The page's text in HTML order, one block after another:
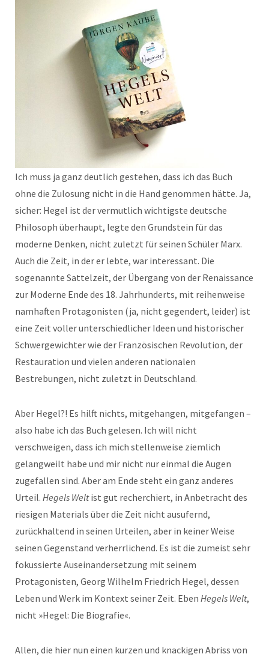
Ich muss ja ganz deutlich gestehen, dass ich das Buch
ohne die Zulosung nicht in die Hand genommen hätte. Ja,
sicher: Hegel ist der vermutlich wichtigste deutsche
Philosoph überhaupt, legte den Grundstein für das
moderne Denken, nicht zuletzt für seinen Schüler Marx.
Auch die Zeit, in der er lebte, war interessant. Die
sogenannte Sattelzeit, der Übergang von der Renaissance
zur Moderne Ende des 18. Jahrhunderts, mit reihenweise
namhaften Protagonisten (ja, nicht gegendert, leider) ist
eine Zeit voller unterschiedlicher Ideen und historischer
Schwergewichter wie der Französischen Revolution, der
Restauration und vielen anderen nationalen
Bestrebungen, nicht zuletzt in Deutschland.
Aber Hegel?! Es hilft nichts, mitgehangen, mitgefangen –
also habe ich das Buch gelesen. Ich will nicht
verschweigen, dass ich mich stellenweise ziemlich
gelangweilt habe und mir nicht nur einmal die Augen
zugefallen sind. Aber am Ende steht ein ganz anderes
Urteil. Hegels Weltist gut recherchiert, in Anbetracht des
riesigen Materials über die Zeit nicht ausufernd,
zurückhaltend in seinen Urteilen, aber in keiner Weise
seinen Gegenstand verherrlichend. Es ist die zumeist sehr
fokussierte Auseinandersetzung mit seinem
Protagonisten, Georg Wilhelm Friedrich Hegel, dessen
Leben und Werk im Kontext seiner Zeit. Eben Hegels Welt,
nicht »Hegel: Die Biografie«.
Allen, die hier nun einen kurzen und knackigen Abriss von